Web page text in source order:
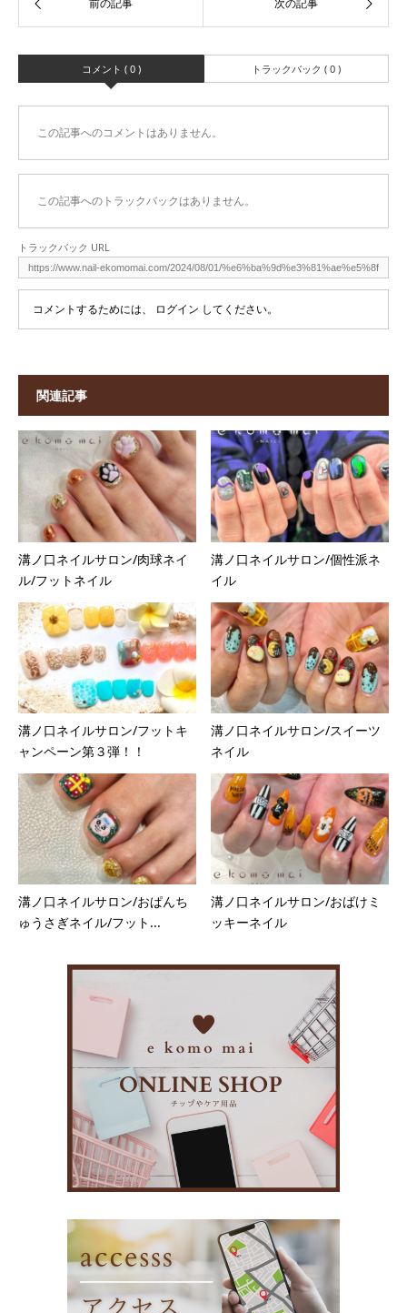
コメント ( 0 ) トラックバック ( 0 )
この記事へのコメントはありません。
この記事へのトラックバックはありません。
トラックバック URL
コメントするためには、 ログイン してください。
関連記事
溝ノ口ネイルサロン/肉球ネイ
ル/フットネイル
溝ノ口ネイルサロン/個性派ネ
イル
溝ノ口ネイルサロン/フットキ
ャンペーン第３弾！！
溝ノ口ネイルサロン/スイーツ
ネイル
溝ノ口ネイルサロン/おぱんち
ゅうさぎネイル/フット...
溝ノ口ネイルサロン/おばけミ
ッキーネイル